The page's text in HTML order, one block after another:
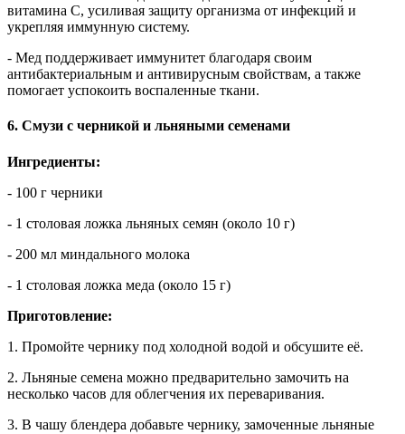
витамина C, усиливая защиту организма от инфекций и
укрепляя иммунную систему.
- Мед поддерживает иммунитет благодаря своим
антибактериальным и антивирусным свойствам, а также
помогает успокоить воспаленные ткани.
6. Смузи с черникой и льняными семенами
Ингредиенты:
- 100 г черники
- 1 столовая ложка льняных семян (около 10 г)
- 200 мл миндального молока
- 1 столовая ложка меда (около 15 г)
Приготовление:
1. Промойте чернику под холодной водой и обсушите её.
2. Льняные семена можно предварительно замочить на
несколько часов для облегчения их переваривания.
3. В чашу блендера добавьте чернику, замоченные льняные